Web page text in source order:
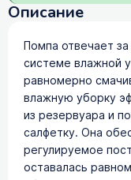
Описание
Помпа отвечает
системе влажной
равномерно
влажную уборку
из резервуара и
салфетку. Она
регулируемое
оставалась